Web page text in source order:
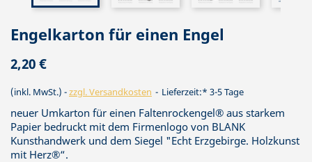
Engelkarton für einen Engel
2,20 €
(inkl. MwSt.) zzgl. Versandkosten Lieferzeit:* 3-5 Tage
neuer Umkarton für einen Faltenrockengel® aus starkem
Papier bedruckt mit dem Firmenlogo von BLANK
Kunsthandwerk und dem Siegel "Echt Erzgebirge. Holzkunst
mit Herz®“.